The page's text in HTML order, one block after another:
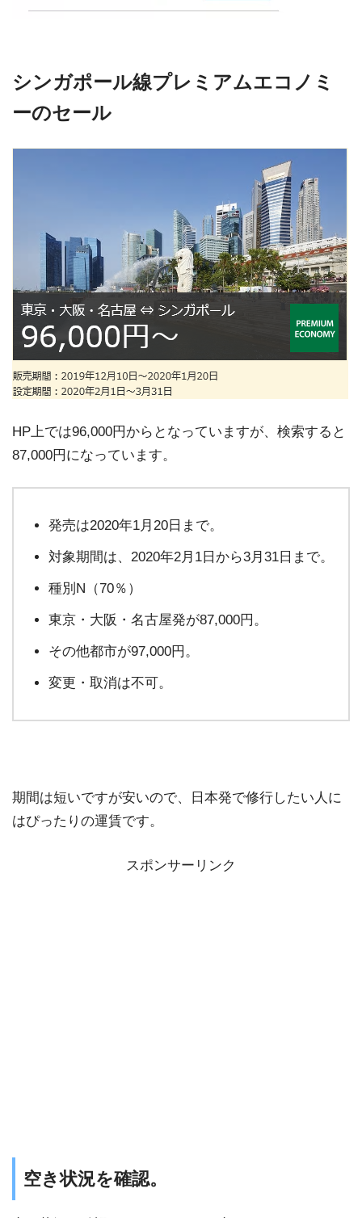
シンガポール線プレミアムエコノミ
ーのセール
HP上では96,000円からとなっていますが、検索すると
87,000円になっています。
発売は2020年1月20日まで。
対象期間は、2020年2月1日から3月31日まで。
種別N（70％）
東京・大阪・名古屋発が87,000円。
その他都市が97,000円。
変更・取消は不可。
期間は短いですが安いので、日本発で修行したい人に
はぴったりの運賃です。
スポンサーリンク
空き状況を確認。